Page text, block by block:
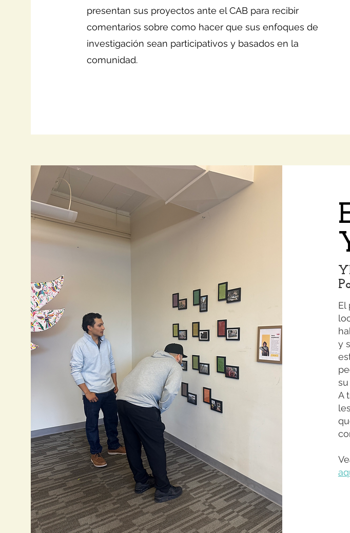
presentan sus proyectos ante el CAB para recibir
comentarios sobre como hacer que sus enfoques de
investigación sean participativos y basados en la
comunidad.
El
y
A